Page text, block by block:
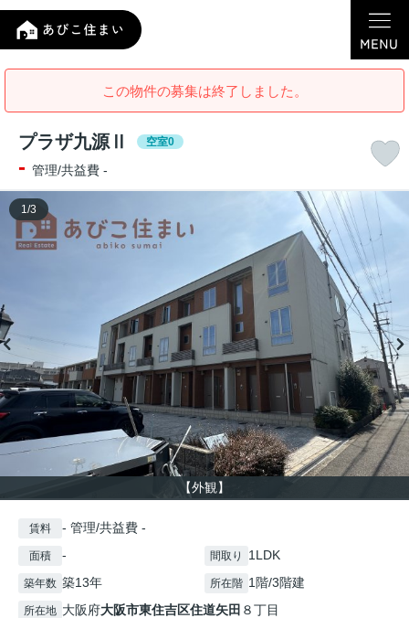
この物件の募集は終了しました。
プラザ九源Ⅱ 空室0
- 管理/共益費 -
【外観】
1 /3
賃料 - 管理/共益費 -
面積 - 間取り 1LDK
築年数 築13年 所在階 1階/3階建
所在地 大阪府大阪市東住吉区住道矢田 ８丁目